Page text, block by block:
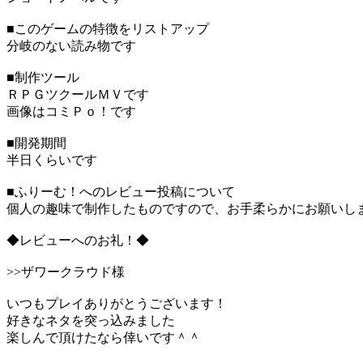
■このゲームの特徴をリストアップ
分岐のない読み物です
■制作ツール
ＲＰＧツクールＭＶです
画像はコミＰｏ！です
■開発期間
半日くらいです
■ふりーむ！へのレビュー投稿について
個人の趣味で制作したものですので、お手柔らかにお願いし
◆レビューへのお礼！◆
>>ザワークラウド様
いつもプレイありがとうございます！
好きなネタを突っ込みました
楽しんで頂けたなら倖いです＾＾